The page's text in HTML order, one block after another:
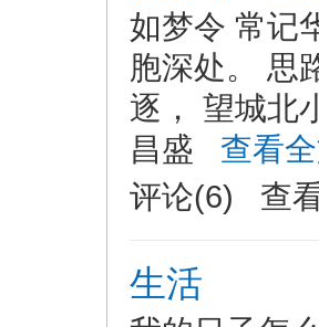
如梦令 常记
胞深处。 思
逐， 望城北
昌盛 查看
评论(6) 查
生活